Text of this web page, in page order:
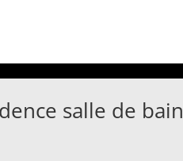
salle de bain